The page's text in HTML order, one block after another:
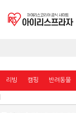
리빙 캠핑 반려동물